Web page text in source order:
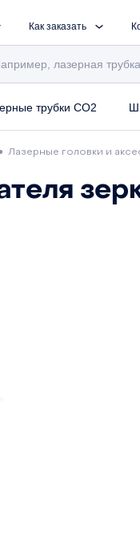
Как заказать
трубки CO2
Лазерные головки и